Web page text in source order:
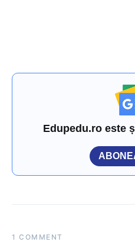
Edupedu.ro este
1 COMMENT